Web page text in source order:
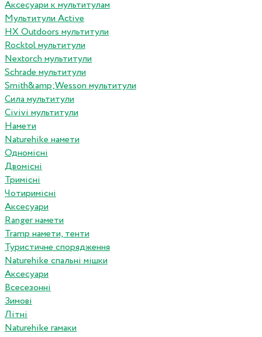
Аксесуари к мультитулам
Мультитули Active
HX Outdoors мультитули
Rocktol мультитули
Nextorch мультитули
Schrade мультитули
Smith&amp;Wesson мультитули
Сила мультитули
Civivi мультитули
Намети
Naturehike намети
Одномісні
Двомісні
Тримісні
Чотиримісні
Аксесуари
Ranger намети
Tramp намети, тенти
Туристичне спорядження
Naturehike спальні мішки
Аксесуари
Всесезонні
Зимові
Літні
Naturehike гамаки